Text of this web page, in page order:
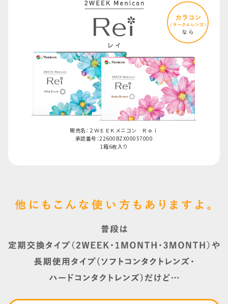
販売名：２ＷＥＥＫメニコン Ｒｅｉ
承認番号：22600BZX00057000
1箱6枚入り